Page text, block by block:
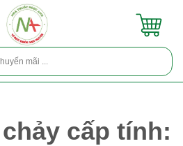
cấp tính: